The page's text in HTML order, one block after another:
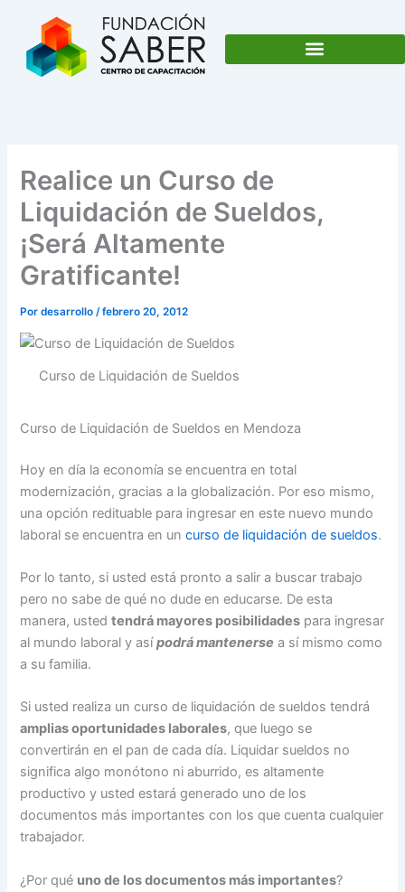
contenido
Realice un Curso de
Liquidación de Sueldos,
¡Será Altamente
Gratificante!
Pordesarrollo/febrero 20, 2012
Curso de Liquidación de Sueldos
Curso de Liquidación de Sueldos en Mendoza
Hoy en día la economía se encuentra en total
modernización, gracias a la globalización. Por eso mismo,
una opción redituable para ingresar en este nuevo mundo
laboral se encuentra en uncurso de liquidación de sueldos.
Por lo tanto, si usted está pronto a salir a buscar trabajo
pero no sabe de qué no dude en educarse. De esta
manera, ustedtendrá mayores posibilidades para ingresar
al mundo laboral y asípodrá mantenerse a sí mismo como
a su familia.
Si usted realiza un curso de liquidación de sueldos tendrá
amplias oportunidades laborales, que luego se
convertirán en el pan de cada día. Liquidar sueldos no
significa algo monótono ni aburrido, es altamente
productivo y usted estará generado uno de los
documentos más importantes con los que cuenta cualquier
trabajador.
¿Por qué uno de los documentos más importantes?